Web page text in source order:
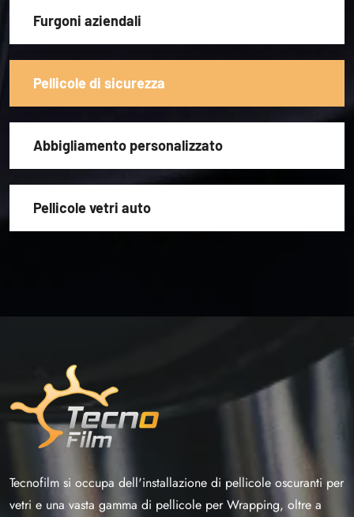
Furgoni aziendali
Pellicole di sicurezza
Abbigliamento personalizzato
Pellicole vetri auto
Tecnofilm si occupa dell'installazione di pellicole oscuranti per
vetri e una vasta gamma di pellicole per Wrapping, oltre a